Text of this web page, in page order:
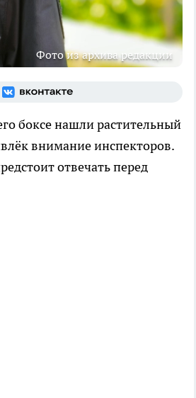
Фото из архива редакции
боксе нашли растительный
внимание инспекторов.
отвечать перед